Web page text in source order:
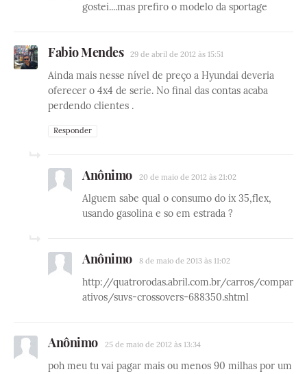
gostei....mas prefiro o modelo da sportage
Fabio Mendes 29 de abril de 2012 às 15:51
Ainda mais nesse nível de preço a Hyundai deveria
oferecer o 4x4 de serie. No final das contas acaba
perdendo clientes .
Responder
Anônimo 20 de maio de 2012 às 21:02
Alguem sabe qual o consumo do ix 35,flex,
usando gasolina e so em estrada ?
Anônimo 8 de maio de 2013 às 11:02
http://quatrorodas.abril.com.br/carros/compar
ativos/suvs-crossovers-688350.shtml
Anônimo 25 de maio de 2012 às 13:34
poh meu tu vai pagar mais ou menos 90 milhas por um